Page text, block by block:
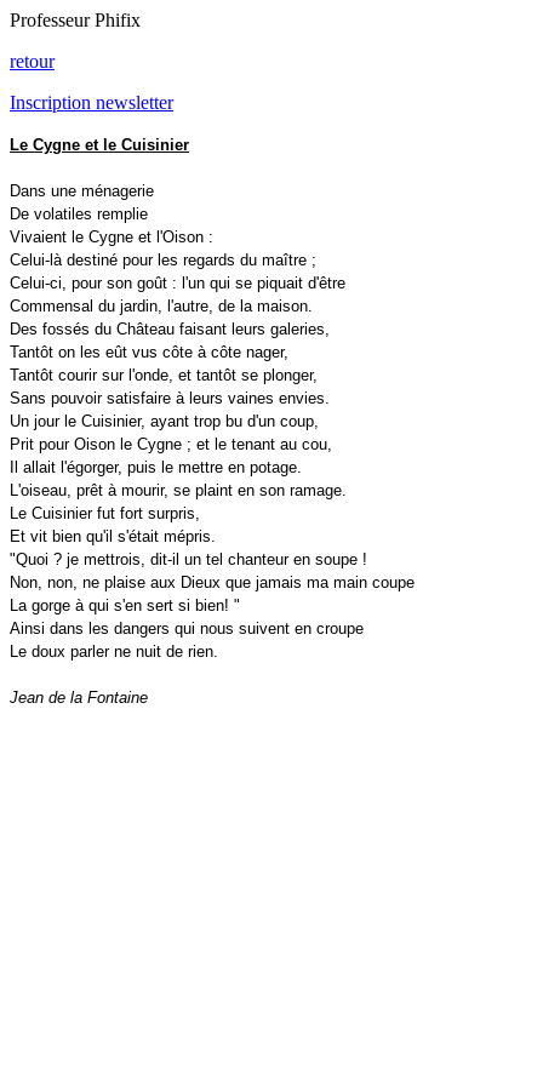
Professeur Phifix
retour
Inscription newsletter
Le Cygne et le Cuisinier
Dans une ménagerie
De volatiles remplie
Vivaient le Cygne et l'Oison :
Celui-là destiné pour les regards du maître ;
Celui-ci, pour son goût : l'un qui se piquait d'être
Commensal du jardin, l'autre, de la maison.
Des fossés du Château faisant leurs galeries,
Tantôt on les eût vus côte à côte nager,
Tantôt courir sur l'onde, et tantôt se plonger,
Sans pouvoir satisfaire à leurs vaines envies.
Un jour le Cuisinier, ayant trop bu d'un coup,
Prit pour Oison le Cygne ; et le tenant au cou,
Il allait l'égorger, puis le mettre en potage.
L'oiseau, prêt à mourir, se plaint en son ramage.
Le Cuisinier fut fort surpris,
Et vit bien qu'il s'était mépris.
"Quoi ? je mettrois, dit-il un tel chanteur en soupe !
Non, non, ne plaise aux Dieux que jamais ma main coupe
La gorge à qui s'en sert si bien! "
Ainsi dans les dangers qui nous suivent en croupe
Le doux parler ne nuit de rien.
Jean de la Fontaine